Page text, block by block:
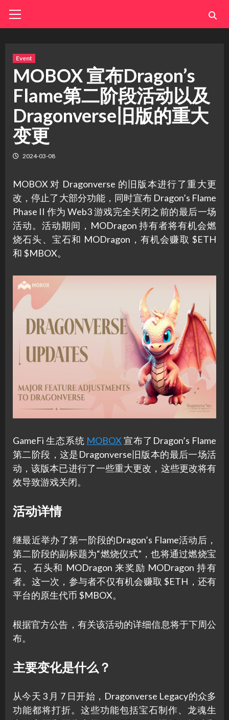
Menu
Event
MOBOX 宣布Dragon’s
Flame第二阶段活动以及
Dragonverse旧版的重大
变更
2024-03-08
MOBOX 对 Dragonverse 的旧版本进行了重大更
改，停止了大部分功能，同时宣布 Dragon’s Flame
Phase II 作为 Web3 游戏完全关闭之前的最后一场
活动。活动期间，MODragon 持有者将有机会燃
烧石头、宝石和 MODragon，有机会赚取 $ETH
和 $MBOX。
GameFi 生态系统 MOBOX 宣布了Dragon’s Flame
第二阶段，这是Dragonverse旧版本的最后一场活
动，该版本已进行了一些重大更改，这些更改将有
效导致游戏关闭。
活动详情
继最近举办了第一阶段的Dragon’s Flame活动后，
第二阶段的副标题为“燃烧仪式”，也将通过燃烧宝
石、石头和 MODragon 来奖励 MODragon 持有
者。这一次，参与者不仅有机会赚取 $ETH，还有
平台的原生代币 $MBOX。
根据官方公告，有关该活动的详细信息将于下周公
布。
主要变化是什么？
从今天 3 月 7 日开始，Dragonverse Legacy的众多
功能都将打折。这些功能包括宝石制作、龙魂生